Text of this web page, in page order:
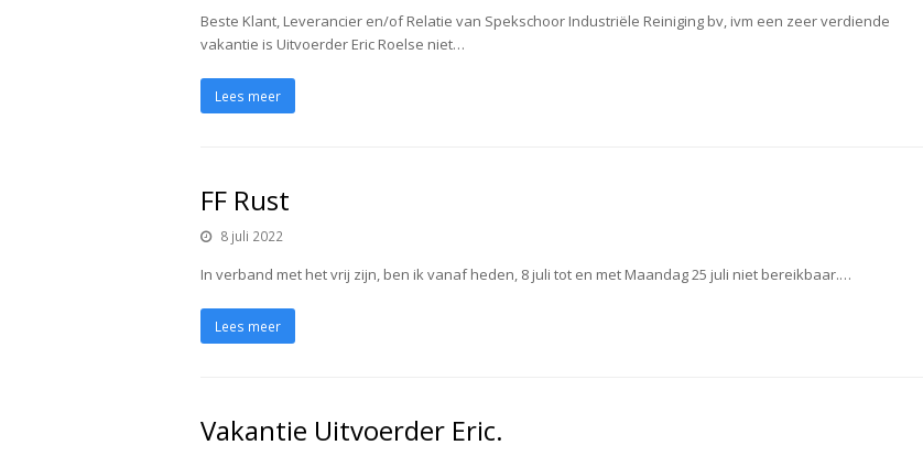
Beste Klant, Leverancier en/of Relatie van Spekschoor Industriële Reiniging bv, ivm een zeer verdiende
vakantie is Uitvoerder Eric Roelse niet…
Lees meer
FF Rust
8 juli 2022
In verband met het vrij zijn, ben ik vanaf heden, 8 juli tot en met Maandag 25 juli niet bereikbaar.…
Lees meer
Vakantie Uitvoerder Eric.